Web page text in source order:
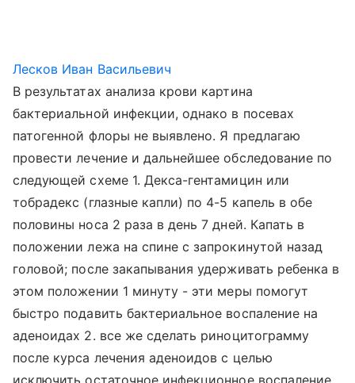
Лесков Иван Васильевич
В результатах анализа крови картина
бактериальной инфекции, однако в посевах
патогенной флоры не выявлено. Я предлагаю
провести лечение и дальнейшее обследование по
следующей схеме 1. Декса-гентамицин или
тобрадекс (глазные капли) по 4-5 капель в обе
половины носа 2 раза в день 7 дней. Капать в
положении лежа на спине с запрокинутой назад
головой; после закапывания удерживать ребенка в
этом положении 1 минуту - эти меры помогут
быстро подавить бактериальное воспаление на
аденоидах 2. все же сделать риноцитограмму
после курса лечения аденоидов с целью
исключить остаточное инфекционное воспаление